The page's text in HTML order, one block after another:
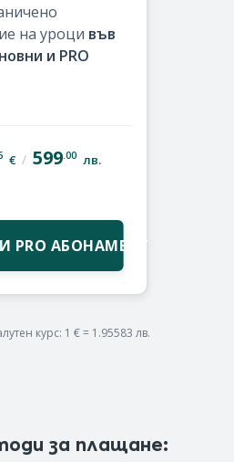
на уроци във
и PRO
€ / 599 .00 лв.
PRO АБОНАМЕНТ
курс: 1 € = 1.95583 лв.
за плащане: